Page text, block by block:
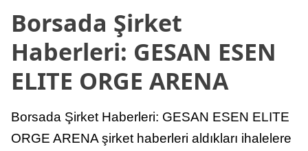
Borsada Şirket
Haberleri: GESAN ESEN
ELITE ORGE ARENA
Borsada Şirket Haberleri: GESAN ESEN ELITE
ORGE ARENA şirket haberleri aldıkları ihalelere